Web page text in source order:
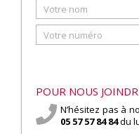
POUR NOUS
N’hésitez pas à
05 57 57 84 84du